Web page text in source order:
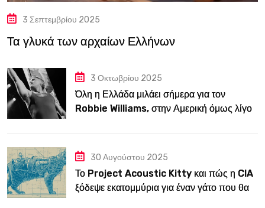
3 Σεπτεμβρίου 2025
Τα γλυκά των αρχαίων Ελλήνων
3 Οκτωβρίου 2025
Όλη η Ελλάδα μιλάει σήμερα για τον
Robbie Williams, στην Αμερική όμως λίγοι
30 Αυγούστου 2025
Το Project Acoustic Kitty και πώς η CIA
ξόδεψε εκατομμύρια για έναν γάτο που θα